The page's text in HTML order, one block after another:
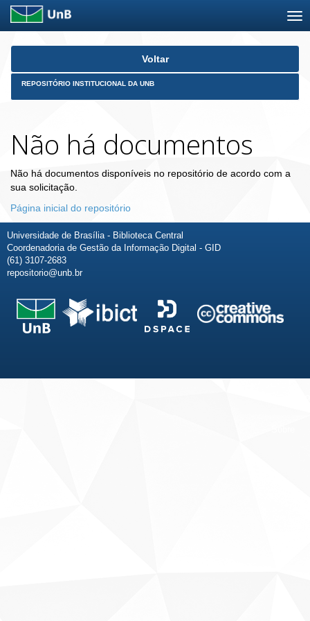
Skip
Voltar
REPOSITÓRIO INSTITUCIONAL DA UNB
Não há documentos
Não há documentos disponíveis no repositório de acordo com a
sua solicitação.
Página inicial do repositório
Universidade de Brasília - Biblioteca Central
Coordenadoria de Gestão da Informação Digital - GID
(61) 3107-2683
repositorio@unb.br